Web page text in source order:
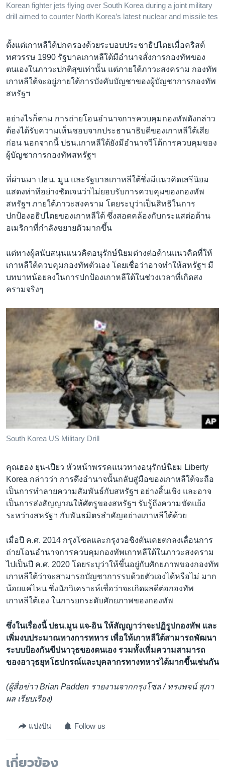
Korean fighter jets flying over South Korea during a joint military
drill aimed to counter North Korea’s latest nuclear and missile tes
ตั้งแต่เกาหลีใต้ปกครองด้วยระบอบประชาธิปไตยเมื่อคริสต์
ทศวรรษ 1990 รัฐบาลเกาหลีใต้มีอำนาจสั่งการกองทัพของ
ตนเองในภาวะปกติสุขเท่านั้น แต่ภายใต้ภาวะสงคราม กองทัพ
เกาหลีใต้จะอยู่ภายใต้การบังคับบัญชาของผู้บัญชาการกองทัพ
สหรัฐฯ
อย่างไรก็ตาม การถ่ายโอนอำนาจการควบคุมกองทัพดังกล่าว
ต้องได้รับความเห็นชอบจากประธานาธิบดีของเกาหลีใต้เสีย
ก่อน นอกจากนี้ ปธน.เกาหลีใต้ยังมีอำนาจวีโต้การควบคุมของ
ผู้บัญชาการกองทัพสหรัฐฯ
ที่ผ่านมา ปธน. มูน และรัฐบาลเกาหลีใต้ซึ่งมีแนวคิดเสรีนิยม
แสดงท่าทีอย่างชัดเจนว่าไม่ยอบรับการควบคุมของกองทัพ
สหรัฐฯ ภายใต้ภาวะสงคราม โดยระบุว่าเป็นสิทธิในการ
ปกป้องอธิปไตยของเกาหลีใต้ ซึ่งสอดคล้องกับกระแสต่อต้าน
อเมริกาที่กำลังขยายตัวมากขึ้น
แต่ทางผู้สนับสนุนแนวคิดอนุรักษ์นิยมต่างต่อต้านแนวคิดที่ให้
เกาหลีใต้ควบคุมกองทัพตัวเอง โดยเชื่อว่าอาจทำให้สหรัฐฯ มี
บทบาทน้อยลงในการปกป้องเกาหลีใต้ในช่วงเวลาที่เกิดสง
ครามจริงๆ
South Korea US Military Drill
คุณฮอง ยุน-เปียว หัวหน้าพรรคแนวทางอนุรักษ์นิยม Liberty
Korea กล่าวว่า การดึงอำนาจนั้นกลับสู่มือของเกาหลีใต้จะถือ
เป็นการทำลายความสัมพันธ์กับสหรัฐฯ อย่างสิ้นเชิง และอาจ
เป็นการส่งสัญญาณให้ศัตรูของสหรัฐฯ รับรู้ถึงความขัดแย้ง
ระหว่างสหรัฐฯ กับพันธมิตรสำคัญอย่างเกาหลีใต้ด้วย
เมื่อปี ค.ศ. 2014 กรุงโซลและกรุงวอชิงตันเคยตกลงเลื่อนการ
ถ่ายโอนอำนาจการควบคุมกองทัพเกาหลีใต้ในภาวะสงคราม
ไปเป็นปี ค.ศ. 2020 โดยระบุว่าให้ขึ้นอยู่กับศักยภาพของกองทัพ
เกาหลีใต้ว่าจะสามารถบัญชาการรบด้วยตัวเองได้หรือไม่ มาก
น้อยแค่ไหน ซึ่งนักวิเคราะห์เชื่อว่าจะเกิดผลดีต่อกองทัพ
เกาหลีใต้เอง ในการยกระดับศักยภาพของกองทัพ
ซึ่งในเรื่องนี้ ปธน.มูน แจ-อิน ให้สัญญาว่าจะปฏิรูปกองทัพ และ
เพิ่มงบประมาณทางการทหาร เพื่อให้เกาหลีใต้สามารถพัฒนา
ระบบป้องกันขีปนาวุธของตนเอง รวมทั้งเพิ่มความสามารถ
ของอาวุธยุทโธปกรณ์และบุคลากรทางทหารได้มากขึ้นเช่นกัน
(ผู้สื่อข่าว Brian Padden รายงานจากกรุงโซล / ทรงพจน์ สุภา
ผล เรียบเรียง)
แบ่งปัน Follow us
เกี่ยวข้อง